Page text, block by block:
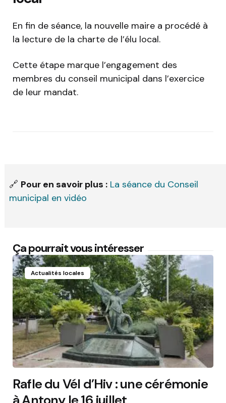
En fin de séance, la nouvelle maire a procédé à
la lecture de la charte de l’élu local.
Cette étape marque l’engagement des
membres du conseil municipal dans l’exercice
de leur mandat.
🔗 Pour en savoir plus : La séance du Conseil
municipal en vidéo
Ça pourrait vous intéresser
Actualités locales
Rafle du Vél d’Hiv : une cérémonie